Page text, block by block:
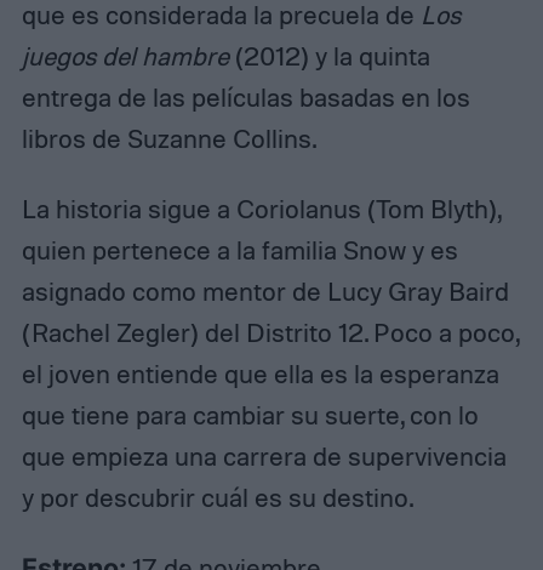
que es considerada la precuela de Los
juegos del hambre(2012) y la quinta
entrega de las películas basadas en los
libros de Suzanne Collins.
La historia sigue a Coriolanus (Tom Blyth),
quien pertenece a la familia Snow y es
asignado como mentor de Lucy Gray Baird
(Rachel Zegler) del Distrito 12. Poco a poco,
el joven entiende que ella es la esperanza
que tiene para cambiar su suerte, con lo
que empieza una carrera de supervivencia
y por descubrir cuál es su destino.